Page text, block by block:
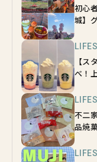
初心
城】
【ス
べ！
不二
品焼